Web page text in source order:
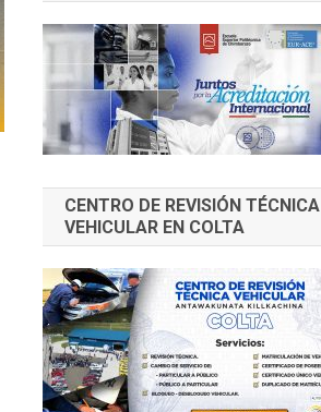
CENTRO DE REVISIÓN TÉCNICA
VEHICULAR EN COLTA